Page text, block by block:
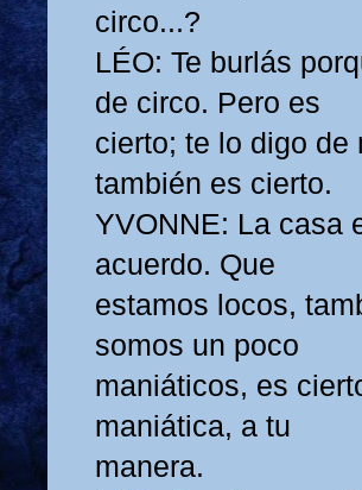
circo...?
LÉO: Te burlás
de circo. Pero es
cierto; te lo digo de
también es cierto.
YVONNE: La casa
acuerdo. Que
estamos locos,
somos un poco
maniáticos, es
maniática, a tu
manera.